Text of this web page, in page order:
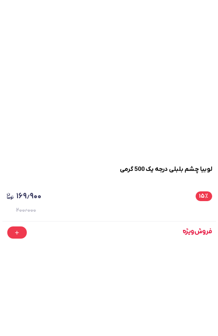
لوبیا چشم بلبلی درجه یک 500 گرمی
۱۵٪ ۱۶۹٫۹۰۰
۲۰۰٫۰۰۰